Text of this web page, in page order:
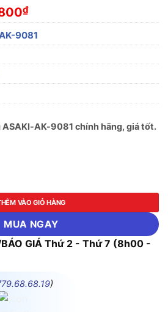
₫
9081
ASAKI-AK-9081 chính hãng, giá tốt.
AK-9081 số lượng
VÀO GIỎ HÀNG
MUA NGAY
GIÁ Thứ 2 - Thứ 7 (8h00 -
)